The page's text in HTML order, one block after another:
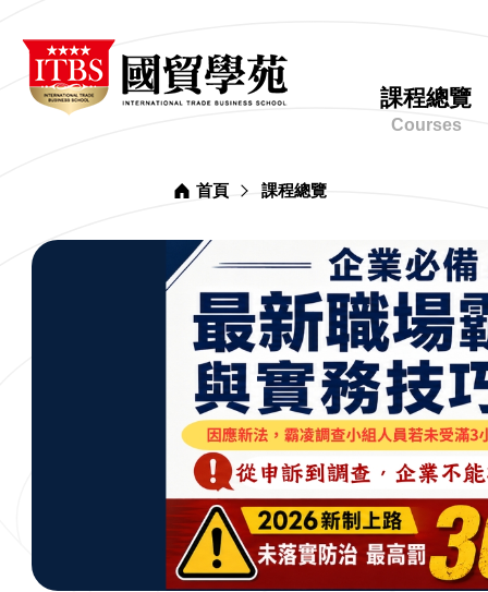
北
進
出
ITBS
國
貿
學
單
課程總覽
Courses
首頁 課程總覽